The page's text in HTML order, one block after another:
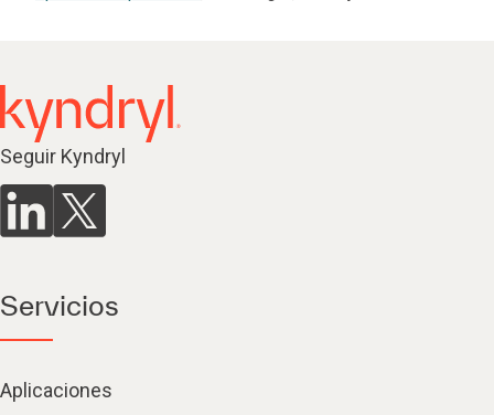
Seguir Kyndryl
Servicios
Aplicaciones